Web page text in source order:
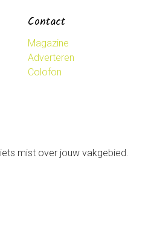
Contact
Magazine
Adverteren
Colofon
mist over jouw vakgebied.